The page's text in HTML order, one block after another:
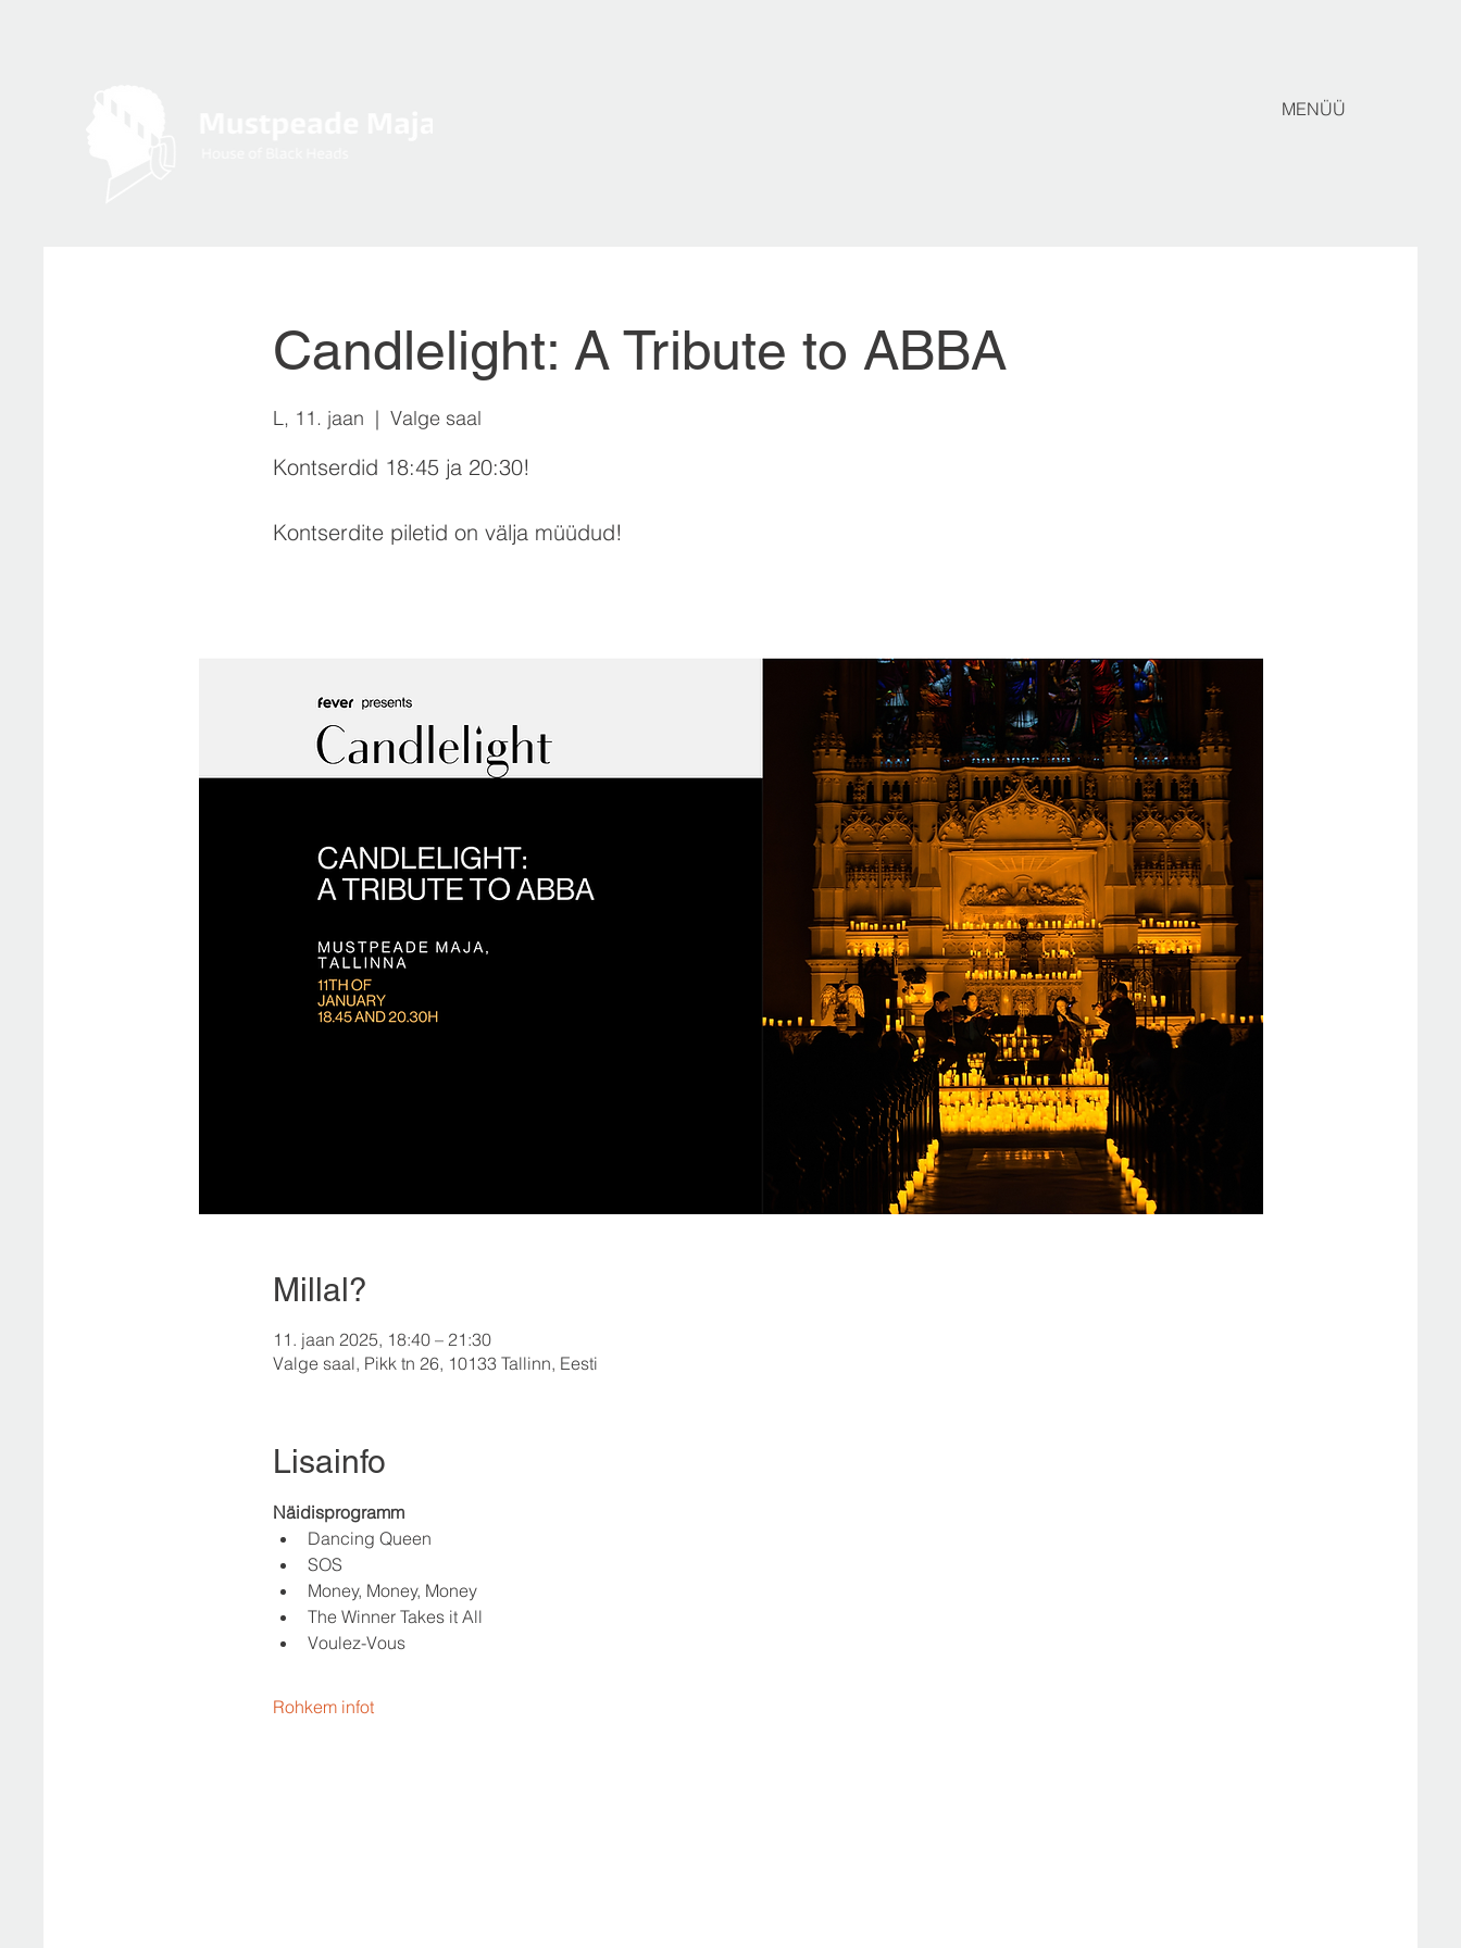
MENÜÜ
Candlelight: A Tribute to ABBA
L, 11. jaan
  |
Valge saal
Kontserdid 18:45 ja 20:30!
Kontserdite piletid on välja müüdud!
Millal?
11. jaan 2025, 18:40 – 21:30
Valge saal, Pikk tn 26, 10133 Tallinn, Eesti
Lisainfo
Näidisprogramm
Dancing Queen
SOS
Money, Money, Money
The Winner Takes it All
Voulez-Vous
Rohkem infot